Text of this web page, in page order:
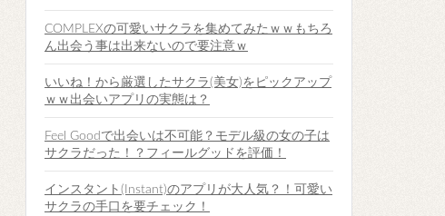
COMPLEXの可愛いサクラを集めてみたｗｗもちろ
ん出会う事は出来ないので要注意ｗ
いいね！から厳選したサクラ(美女)をピックアップ
ｗｗ出会いアプリの実態は？
Feel Goodで出会いは不可能？モデル級の女の子は
サクラだった！？フィールグッドを評価！
インスタント(Instant)のアプリが大人気？！可愛い
サクラの手口を要チェック！